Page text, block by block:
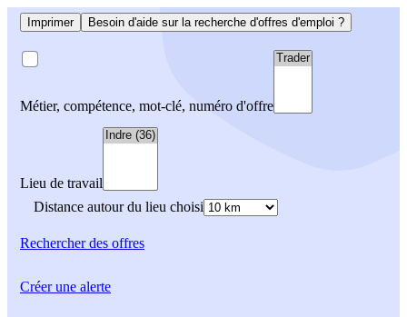
Imprimer Besoin d'aide sur la recherche d'offres d'emploi ?
Métier, compétence, mot-clé, numéro d'offre
Lieu de travail
Distance autour du lieu choisi
Rechercherdes offres
Créer une alerte